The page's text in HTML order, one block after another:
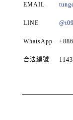
EMAIL
LINE
WhatsApp
合法編號 1143